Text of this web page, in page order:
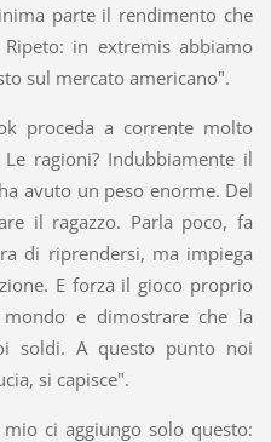
parte il rendimento che
in extremis abbiamo
sul mercato americano".
proceda a corrente molto
ragioni? Indubbiamente il
avuto un peso enorme. Del
il ragazzo. Parla poco, fa
di riprendersi, ma impiega
E forza il gioco proprio
e dimostrare che la
soldi. A questo punto noi
si capisce".
ci aggiungo solo questo: